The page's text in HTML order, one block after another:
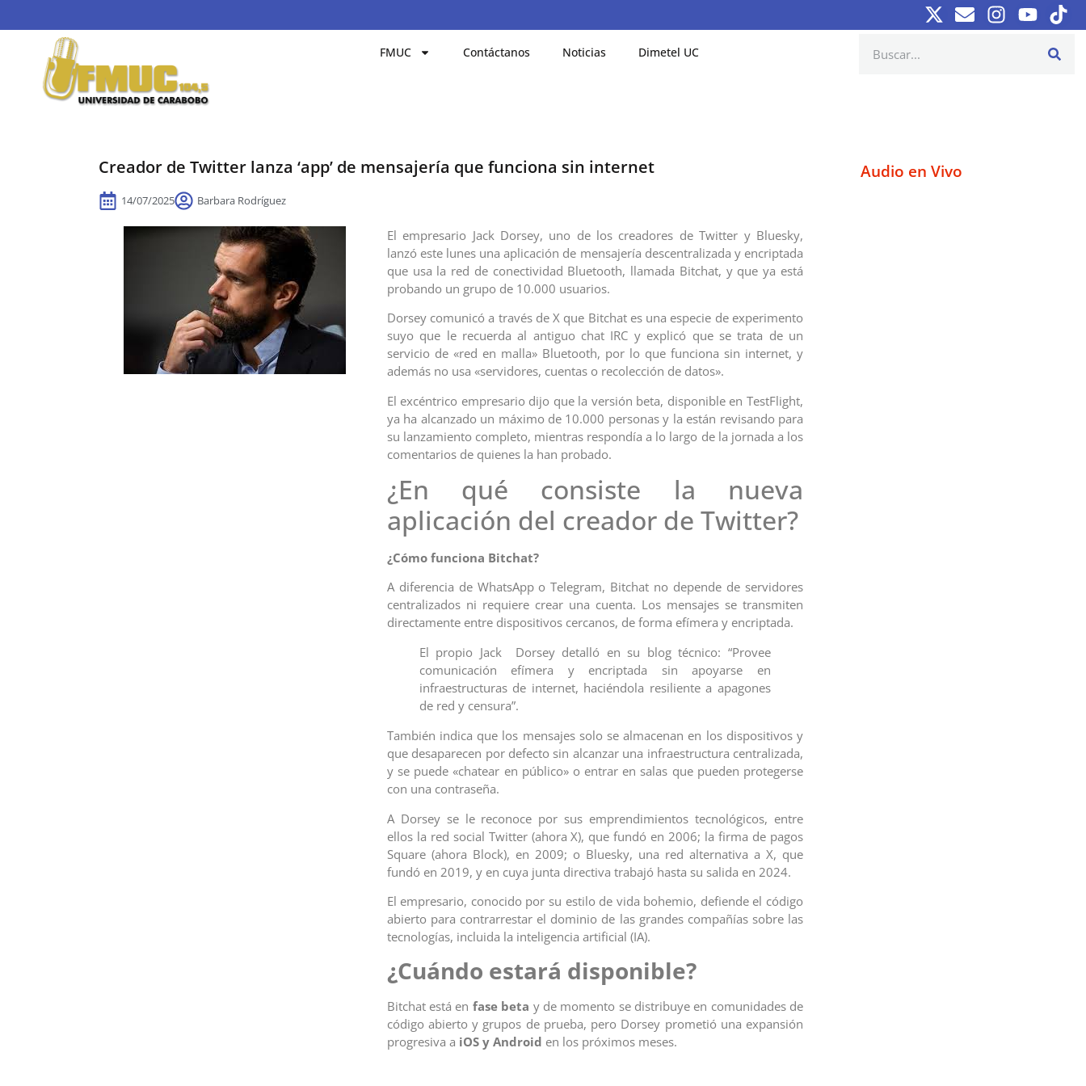
FMUC Contáctanos Noticias Dimetel UC
Creador de Twitter lanza ‘app’ de mensajería que funciona sin internet
14/07/2025 Barbara Rodríguez
El empresario Jack Dorsey, uno de los creadores de Twitter y Bluesky,
lanzó este lunes una aplicación de mensajería descentralizada y encriptada
que usa la red de conectividad Bluetooth, llamada Bitchat, y que ya está
probando un grupo de 10.000 usuarios.
Dorsey comunicó a través de X que Bitchat es una especie de experimento
suyo que le recuerda al antiguo chat IRC y explicó que se trata de un
servicio de «red en malla» Bluetooth, por lo que funciona sin internet, y
además no usa «servidores, cuentas o recolección de datos».
El excéntrico empresario dijo que la versión beta, disponible en TestFlight,
ya ha alcanzado un máximo de 10.000 personas y la están revisando para
su lanzamiento completo, mientras respondía a lo largo de la jornada a los
comentarios de quienes la han probado.
¿En qué consiste la nueva
aplicación del creador de Twitter?
¿Cómo funciona Bitchat?
A diferencia de WhatsApp o Telegram, Bitchat no depende de servidores
centralizados ni requiere crear una cuenta. Los mensajes se transmiten
directamente entre dispositivos cercanos, de forma efímera y encriptada.
El propio Jack Dorsey detalló en su blog técnico: “Provee
comunicación efímera y encriptada sin apoyarse en
infraestructuras de internet, haciéndola resiliente a apagones
de red y censura”.
También indica que los mensajes solo se almacenan en los dispositivos y
que desaparecen por defecto sin alcanzar una infraestructura centralizada,
y se puede «chatear en público» o entrar en salas que pueden protegerse
con una contraseña.
A Dorsey se le reconoce por sus emprendimientos tecnológicos, entre
ellos la red social Twitter (ahora X), que fundó en 2006; la firma de pagos
Square (ahora Block), en 2009; o Bluesky, una red alternativa a X, que
fundó en 2019, y en cuya junta directiva trabajó hasta su salida en 2024.
El empresario, conocido por su estilo de vida bohemio, defiende el código
abierto para contrarrestar el dominio de las grandes compañías sobre las
tecnologías, incluida la inteligencia artificial (IA).
¿Cuándo estará disponible?
Bitchat está en fase beta y de momento se distribuye en comunidades de
código abierto y grupos de prueba, pero Dorsey prometió una expansión
progresiva a iOS y Android en los próximos meses.
Audio en Vivo